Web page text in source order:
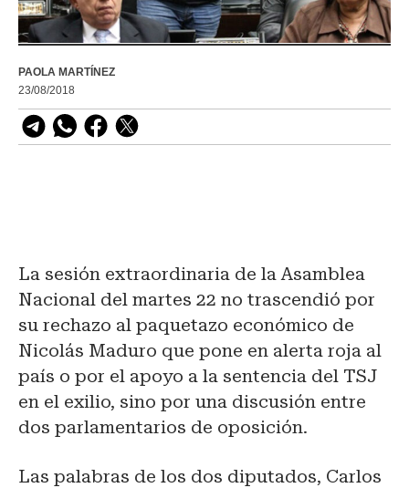
PAOLA MARTÍNEZ
23/08/2018
La sesión extraordinaria de la Asamblea
Nacional del martes 22 no trascendió por
su rechazo al paquetazo económico de
Nicolás Maduro que pone en alerta roja al
país o por el apoyo a la sentencia del TSJ
en el exilio, sino por una discusión entre
dos parlamentarios de oposición.
Las palabras de los dos diputados, Carlos